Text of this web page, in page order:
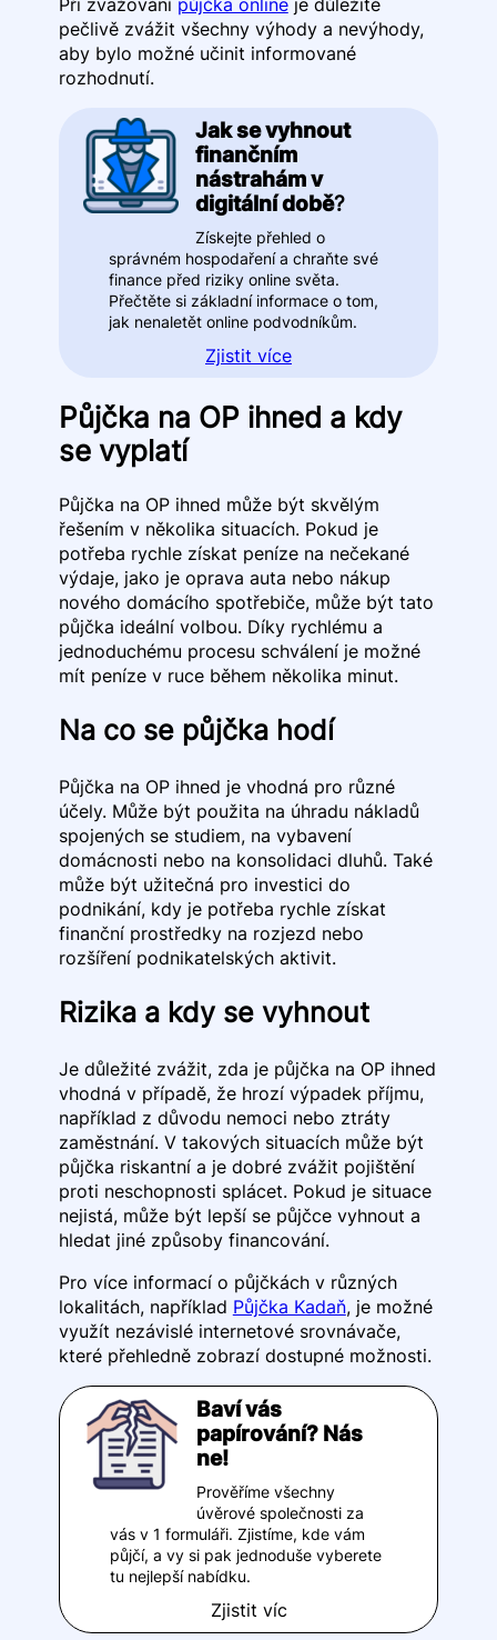
Při zvažování půjčka onlineje důležité
pečlivě zvážit všechny výhody a nevýhody,
aby bylo možné učinit informované
rozhodnutí.
Jak se vyhnout
finančním
nástrahám v
digitální době?
Získejte přehled o
správném hospodaření a chraňte své
finance před riziky online světa.
Přečtěte si základní informace o tom,
jak nenaletět online podvodníkům.
Zjistit více
Půjčka na OP ihned a kdy
se vyplatí
Půjčka na OP ihned může být skvělým
řešením v několika situacích. Pokud je
potřeba rychle získat peníze na nečekané
výdaje, jako je oprava auta nebo nákup
nového domácího spotřebiče, může být tato
půjčka ideální volbou. Díky rychlému a
jednoduchému procesu schválení je možné
mít peníze v ruce během několika minut.
Na co se půjčka hodí
Půjčka na OP ihned je vhodná pro různé
účely. Může být použita na úhradu nákladů
spojených se studiem, na vybavení
domácnosti nebo na konsolidaci dluhů. Také
může být užitečná pro investici do
podnikání, kdy je potřeba rychle získat
finanční prostředky na rozjezd nebo
rozšíření podnikatelských aktivit.
Rizika a kdy se vyhnout
Je důležité zvážit, zda je půjčka na OP ihned
vhodná v případě, že hrozí výpadek příjmu,
například z důvodu nemoci nebo ztráty
zaměstnání. V takových situacích může být
půjčka riskantní a je dobré zvážit pojištění
proti neschopnosti splácet. Pokud je situace
nejistá, může být lepší se půjčce vyhnout a
hledat jiné způsoby financování.
Pro více informací o půjčkách v různých
lokalitách, například Půjčka Kadaň, je možné
využít nezávislé internetové srovnávače,
které přehledně zobrazí dostupné možnosti.
Baví vás
papírování? Nás
ne!
Prověříme všechny
úvěrové společnosti za
vás v 1 formuláři. Zjistíme, kde vám
půjčí, a vy si pak jednoduše vyberete
tu nejlepší nabídku.
Zjistit víc